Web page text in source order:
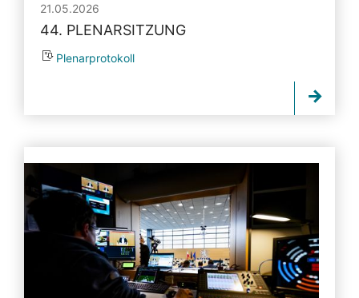
21.05.2026
44. PLENARSITZUNG
Plenarprotokoll